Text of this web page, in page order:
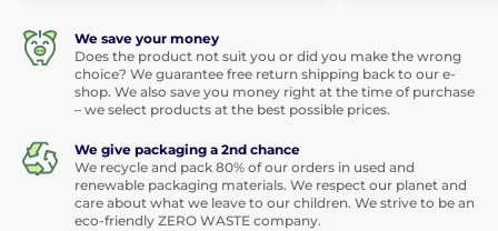
We save your money
Does the product not suit you or did you make the wrong
choice? We guarantee free return shipping back to our e-
shop. We also save you money right at the time of purchase
– we select products at the best possible prices.
We give packaging a 2nd chance
We recycle and pack 80% of our orders in used and
renewable packaging materials. We respect our planet and
care about what we leave to our children. We strive to be an
eco-friendly ZERO WASTE company.